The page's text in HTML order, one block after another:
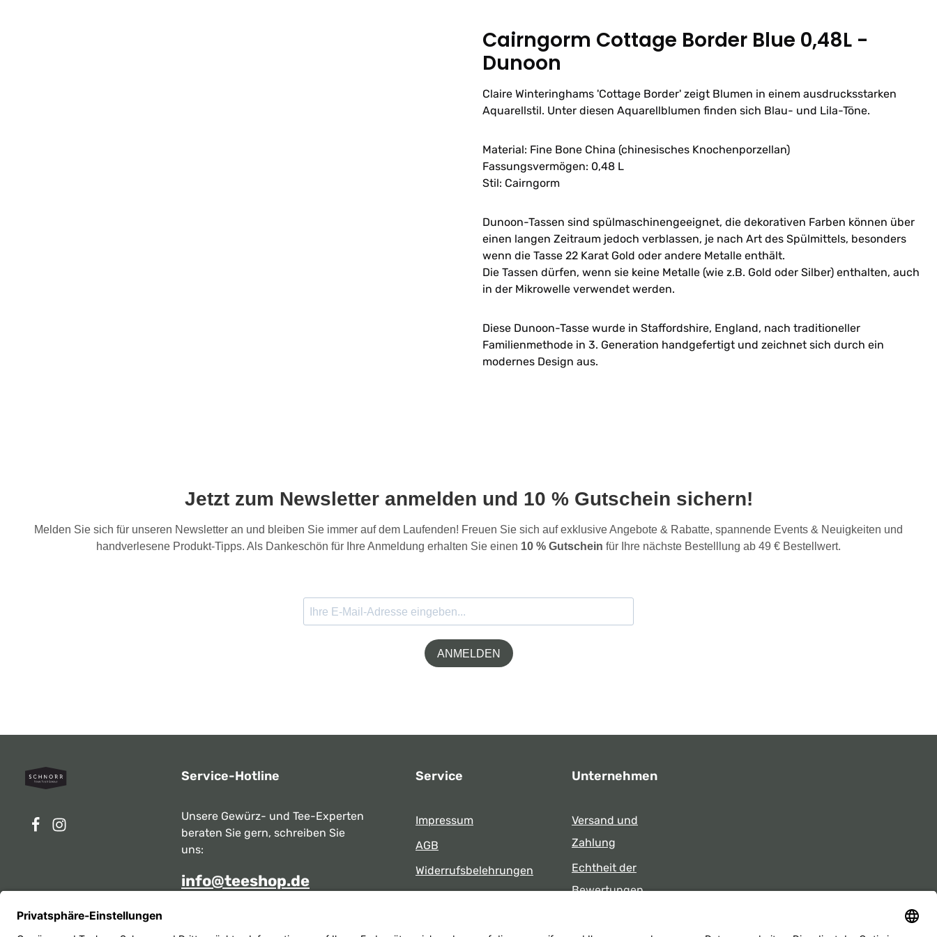
Cairngorm Cottage Border Blue 0,48L -
Dunoon
Claire Winteringhams 'Cottage Border' zeigt Blumen in einem ausdrucksstarken
Aquarellstil. Unter diesen Aquarellblumen finden sich Blau- und Lila-Töne.
Material: Fine Bone China (chinesisches Knochenporzellan)
Fassungsvermögen: 0,48 L
Stil: Cairngorm
Dunoon-Tassen sind spülmaschinengeeignet, die dekorativen Farben können über
einen langen Zeitraum jedoch verblassen, je nach Art des Spülmittels, besonders
wenn die Tasse 22 Karat Gold oder andere Metalle enthält.
Die Tassen dürfen, wenn sie keine Metalle (wie z.B. Gold oder Silber) enthalten, auch
in der Mikrowelle verwendet werden.
Diese Dunoon-Tasse wurde in Staffordshire, England, nach traditioneller
Familienmethode in 3. Generation handgefertigt und zeichnet sich durch ein
modernes Design aus.
Jetzt zum Newsletter anmelden und 10 % Gutschein sichern!
Melden Sie sich für unseren Newsletter an und bleiben Sie immer auf dem Laufenden! Freuen Sie sich auf exklusive Angebote & Rabatte, spannende Events & Neuigkeiten und
handverlesene Produkt-Tipps. Als Dankeschön für Ihre Anmeldung erhalten Sie einen 10 % Gutschein für Ihre nächste Bestelllung ab 49 € Bestellwert.
ANMELDEN
Service-Hotline
Unsere Gewürz- und Tee-Experten
beraten Sie gern, schreiben Sie
uns:
info@teeshop.de
Service
Impressum
AGB
Widerrufsbelehrungen
Datenschutz
Unternehmen
Versand und
Zahlung
Echtheit der
Bewertungen